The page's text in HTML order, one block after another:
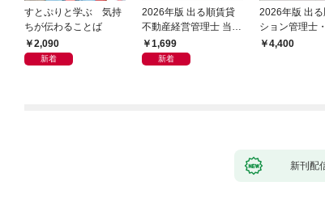
すとぷりと学ぶ 気持
ちが伝わることば
2,090
新着
2026年版 出る順賃貸
不動産経営管理士 当た
る！直前予想模試
1,699
新着
2026年版 出る
ション管理士
務主任者 合格
4,400
新刊配